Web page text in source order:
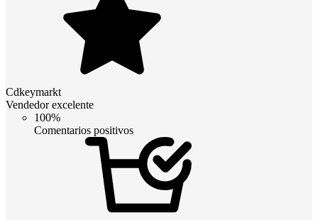
Cdkeymarkt
Vendedor excelente
100%
Comentarios positivos